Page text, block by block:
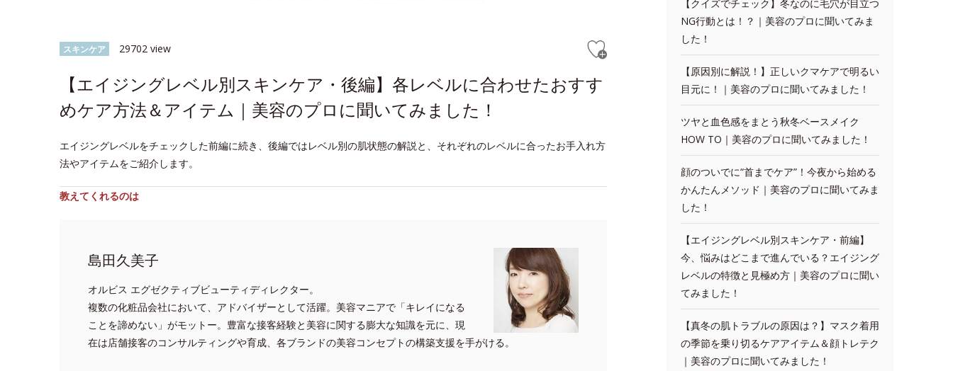
スキンケア 29702 view
【エイジングレベル別スキンケア・後編】各レベルに合わせたおすす
めケア方法＆アイテム｜美容のプロに聞いてみました！
エイジングレベルをチェックした前編に続き、後編ではレベル別の肌状態の解説と、それぞれのレベルに合ったお手入れ方
法やアイテムをご紹介します。
教えてくれるのは
島田久美子
オルビス エグゼクティブビューティディレクター。
複数の化粧品会社において、アドバイザーとして活躍。美容マニアで「キレイになる
ことを諦めない」がモットー。豊富な接客経験と美容に関する膨大な知識を元に、現
在は店舗接客のコンサルティングや育成、各ブランドの美容コンセプトの構築支援を手がける。
【クイズでチェック】冬なのに毛穴が目立つ
NG行動とは！？｜美容のプロに聞いてみま
した！
【原因別に解説！】正しいクマケアで明るい
目元に！｜美容のプロに聞いてみました！
ツヤと血色感をまとう秋冬ベースメイク
HOW TO｜美容のプロに聞いてみました！
顔のついでに“首までケア”！今夜から始める
かんたんメソッド｜美容のプロに聞いてみま
した！
【エイジングレベル別スキンケア・前編】
今、悩みはどこまで進んでいる？エイジング
レベルの特徴と見極め方｜美容のプロに聞い
てみました！
【真冬の肌トラブルの原因は？】マスク着用
の季節を乗り切るケアアイテム＆顔トレテク
｜美容のプロに聞いてみました！